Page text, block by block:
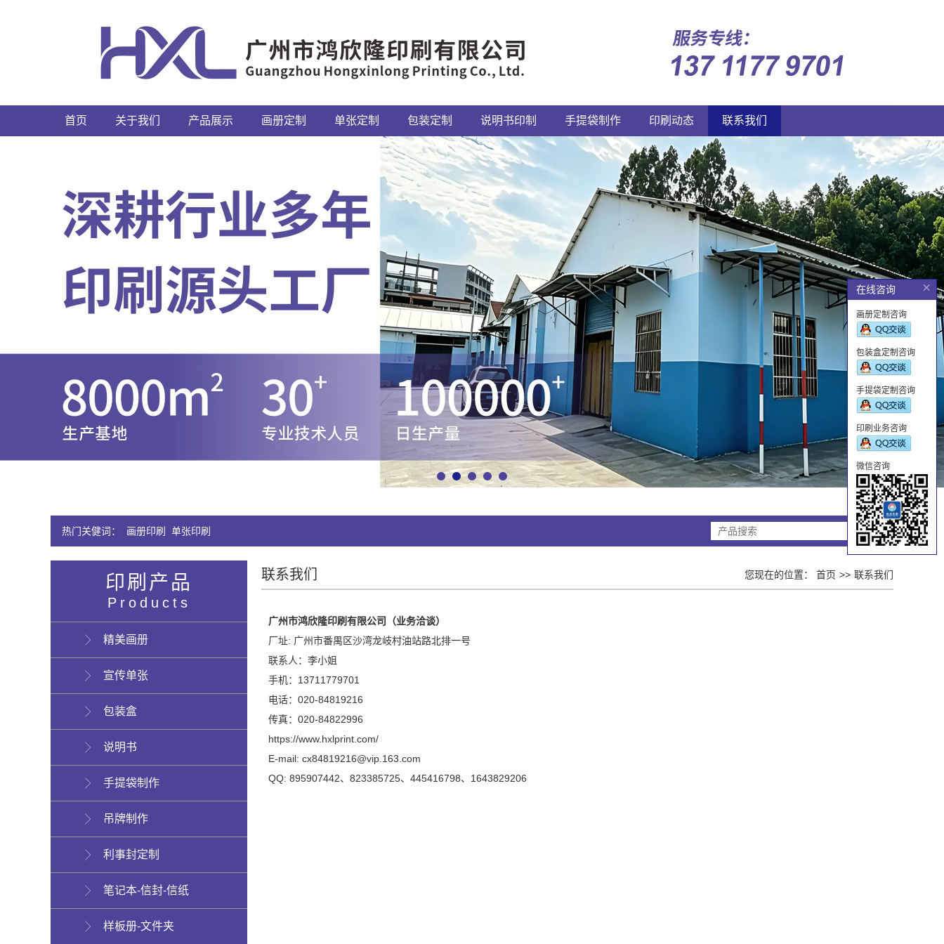
首页 关于我们 产品展示 画册定制 单张定制 包装定制 说明书印制 手提袋制作 印刷动态 联系我们
热门关健词： 画册印刷 单张印刷 搜索
联系我们 您现在的位置： 首页 联系我们
广州市鸿欣隆印刷有限公司（业务洽谈）
厂址: 广州市番禺区沙湾龙岐村油站路北排一号
联系人：李小姐
手机：13711779701
电话：020-84819216
传真：020-84822996
https://www.hxlprint.com/
E-mail: cx84819216@vip.163.com
QQ: 895907442、823385725、445416798、1643829206
印刷产品
Products
精美画册
宣传单张
包装盒
说明书
手提袋制作
吊牌制作
利事封定制
笔记本-信封-信纸
样板册-文件夹
在线咨询 ×
画册定制咨询
包装盒定制咨询
手提袋定制咨询
印刷业务咨询
微信咨询